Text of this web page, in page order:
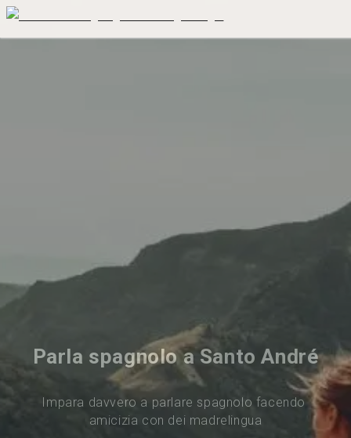
Parla spagnolo a Santo André
Impara davvero a parlare spagnolo facendo
amicizia con dei madrelingua